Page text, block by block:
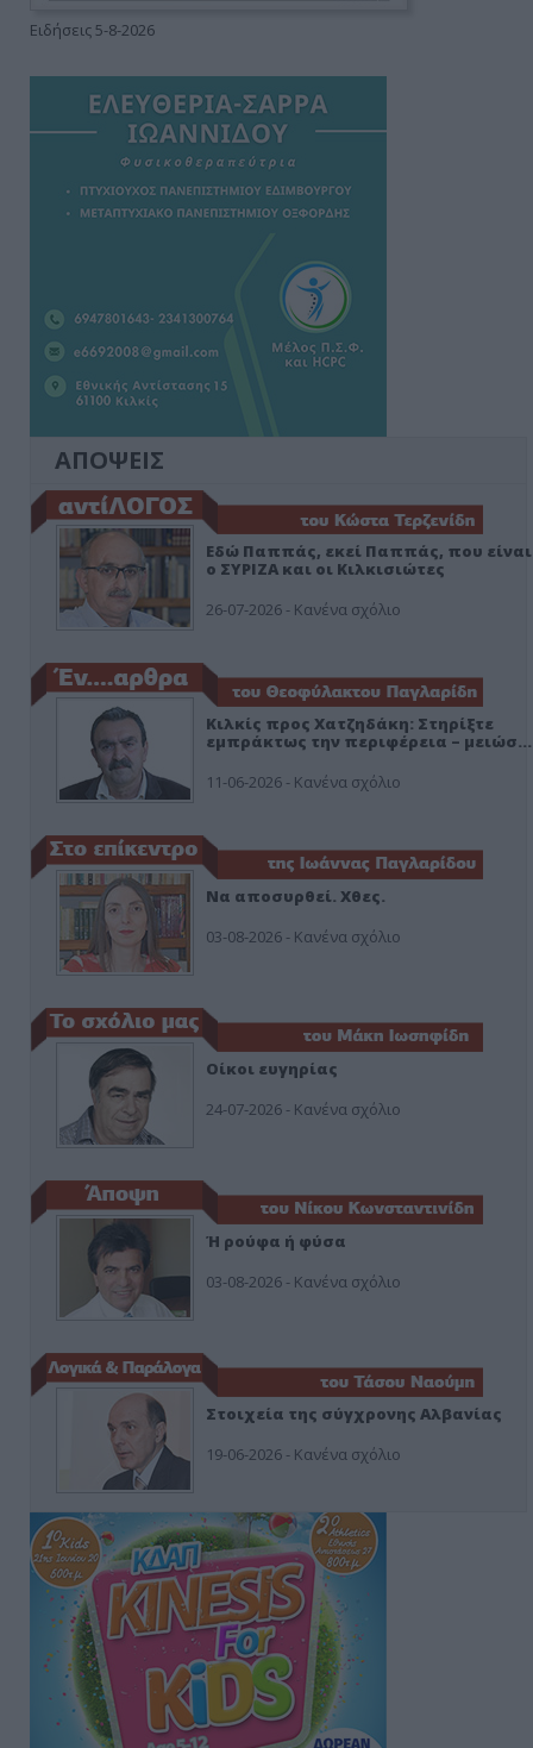
Ειδήσεις 5-8-2026
ΑΠΟΨΕΙΣ
Εδώ Παππάς, εκεί Παππάς, που είναι
ο ΣΥΡΙΖΑ και οι Κιλκισιώτες
26-07-2026 - Κανένα σχόλιο
Κιλκίς προς Χατζηδάκη: Στηρίξτε
εμπράκτως την περιφέρεια – μειώσ…
11-06-2026 - Κανένα σχόλιο
Να αποσυρθεί. Χθες.
03-08-2026 - Κανένα σχόλιο
Οίκοι ευγηρίας
24-07-2026 - Κανένα σχόλιο
Ή ρούφα ή φύσα
03-08-2026 - Κανένα σχόλιο
Στοιχεία της σύγχρονης Αλβανίας
19-06-2026 - Κανένα σχόλιο